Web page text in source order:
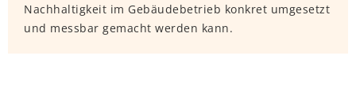
Nachhaltigkeit im Gebäudebetrieb konkret umgesetzt
und messbar gemacht werden kann.